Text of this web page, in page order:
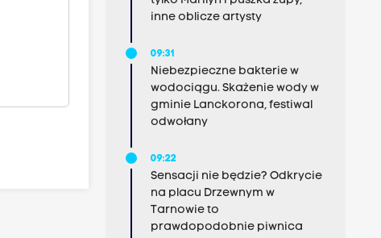
inne oblicze artysty
09:31
Niebezpieczne bakterie w
wodociągu. Skażenie wody w
gminie Lanckorona, festiwal
odwołany
09:22
Sensacji nie będzie? Odkrycie
na placu Drzewnym w
Tarnowie to
prawdopodobnie piwnica